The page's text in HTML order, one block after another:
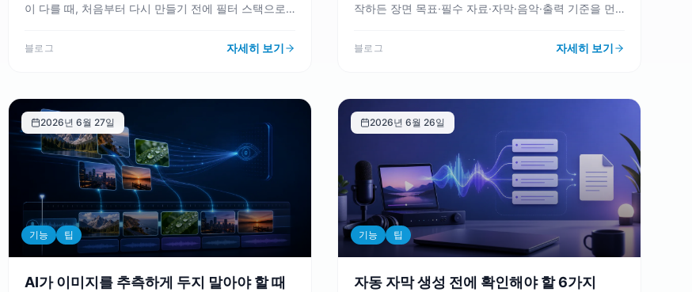
이 다를 때, 처음부터 다시 만들기 전에 필터 스택으로
블로그 자세히 보기
작하든 장면 목표·필수 자료·자막·음악·출력 기준을 먼
수 있습니다.
블로그 자세히 보기
2026년 6월 27일
기능 팁
AI가 이미지를 추측하게 두지 말아야 할 때
2026년 6월 26일
기능 팁
자동 자막 생성 전에 확인해야 할 6가지